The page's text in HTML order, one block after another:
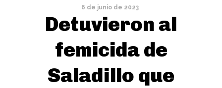
6 de junio de 2023
Detuvieron al
femicida de
Saladillo que